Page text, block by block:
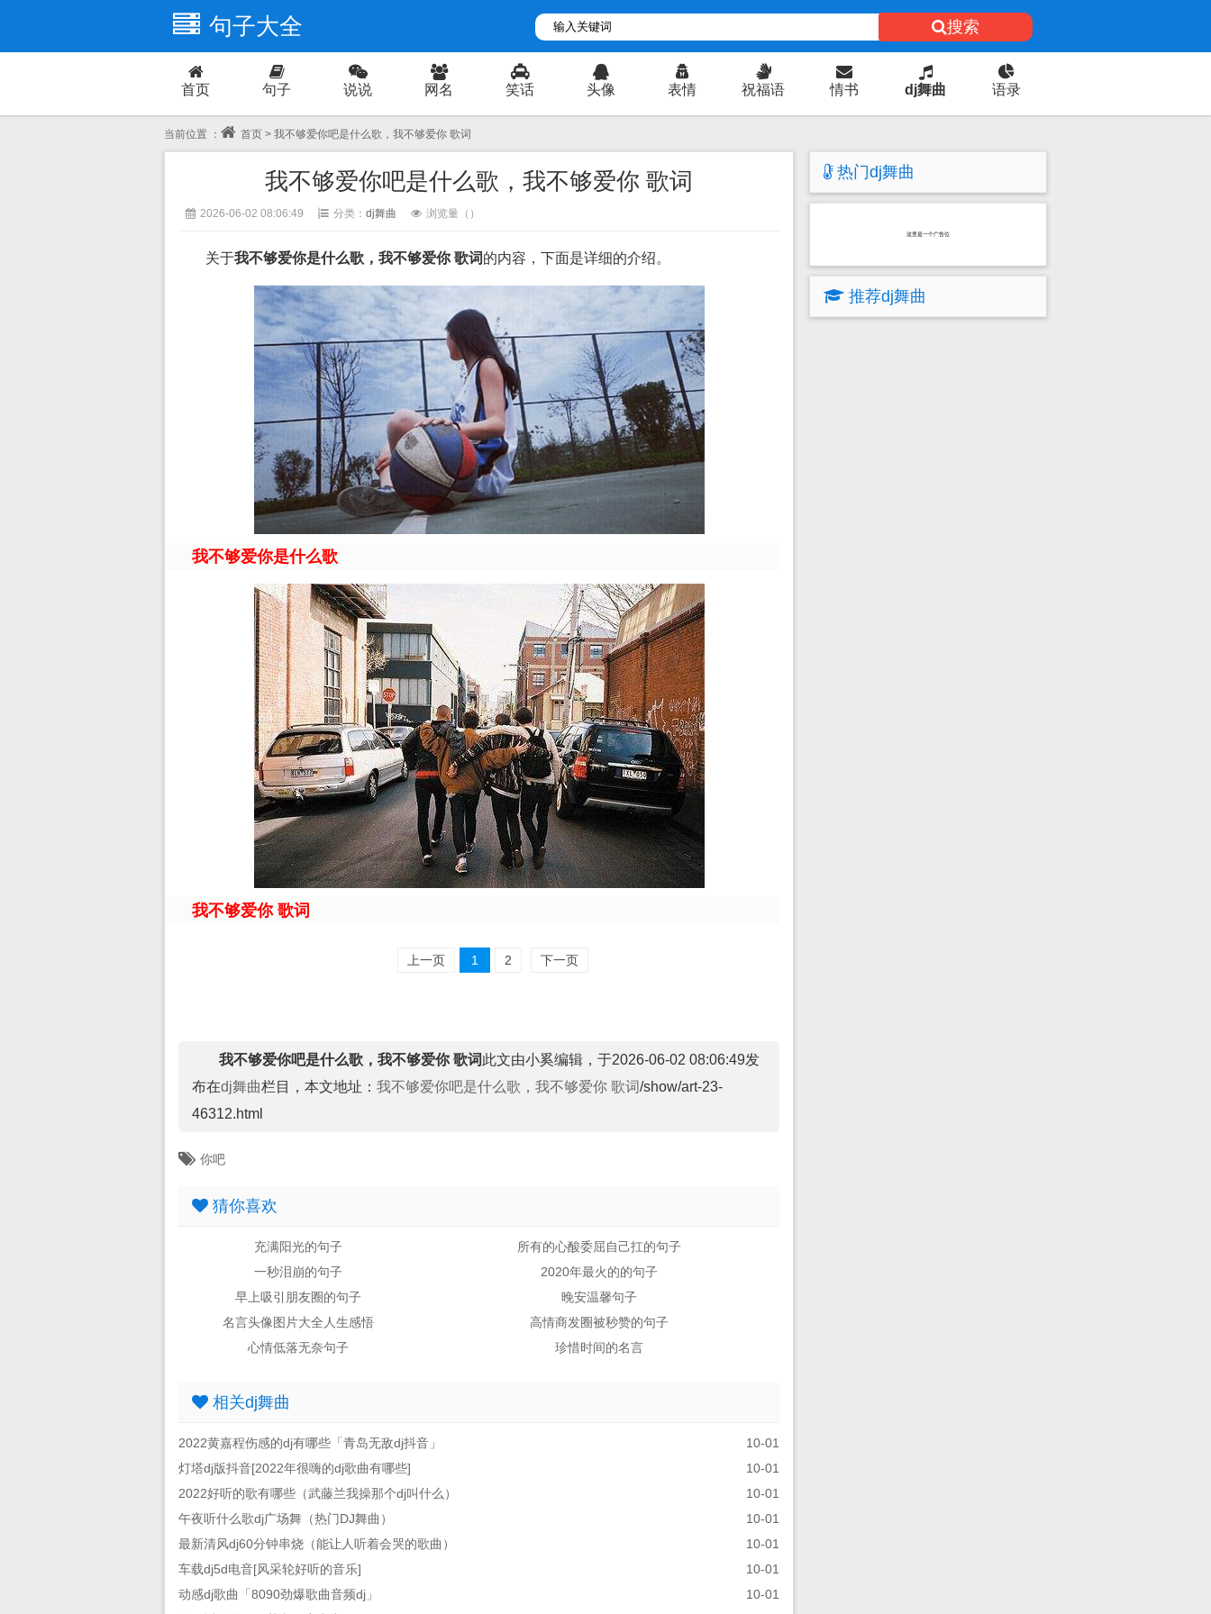
句子大全 搜索
首页 句子 说说 网名 笑话 头像 表情 祝福语 情书 dj舞曲 语录
爱情
当前位置 ： 首页 > 我不够爱你吧是什么歌，我不够爱你 歌词
我不够爱你吧是什么歌，我不够爱你 歌词
2026-06-02 08:06:49 分类： dj舞曲 浏览量（ ）
关于我不够爱你是什么歌，我不够爱你 歌词的内容，下面是详细的介绍。
我不够爱你是什么歌
我不够爱你 歌词
上一页 1 2 下一页
我不够爱你吧是什么歌，我不够爱你 歌词此文由小奚编辑，于2026-06-02 08:06:49发
布在dj舞曲栏目，本文地址： 我不够爱你吧是什么歌，我不够爱你 歌词/show/art-23-
46312.html
你吧
猜你喜欢
充满阳光的句子
所有的心酸委屈自己扛的句子
一秒泪崩的句子
2020年最火的的句子
早上吸引朋友圈的句子
晚安温馨句子
名言头像图片大全人生感悟
高情商发圈被秒赞的句子
心情低落无奈句子
珍惜时间的名言
相关dj舞曲
2022黄嘉程伤感的dj有哪些「青岛无敌dj抖音」
10-01
灯塔dj版抖音[2022年很嗨的dj歌曲有哪些]
10-01
2022好听的歌有哪些（武藤兰我操那个dj叫什么）
10-01
午夜听什么歌dj广场舞（热门DJ舞曲）
10-01
最新清风dj60分钟串烧（能让人听着会哭的歌曲）
10-01
车载dj5d电音[风采轮好听的音乐]
10-01
动感dj歌曲「8090劲爆歌曲音频dj」
10-01
热门dj舞曲
这里是一个广告位
推荐dj舞曲